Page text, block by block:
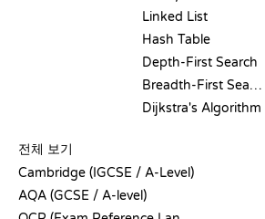
Linked List
Hash Table
Depth-First Search
Breadth-First Search
Dijkstra's Algorithm
전체 보기
Cambridge (IGCSE / A-Level)
AQA (GCSE / A-level)